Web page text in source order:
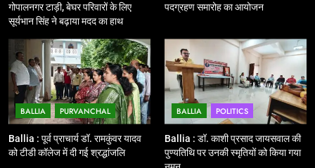
महाप्रबंधक ने किया निरीक्षण
BALLIA
13
Ballia : त्यौहारों पर शांति व्यवस्था को
लेकर पुलिस ने किया रूट मार्च
BALLIA NATIONAL
14
गोपालनगर टाड़ी, बेघर परिवारों के लिए
सूर्यभान सिंह ने बढ़ाया मदद का हाथ
पदग्रहण समारोह का आयोजन
BALLIA PURVANCHAL
Ballia : पूर्व प्राचार्य डॉ. रामकुंवर यादव
को टीडी कॉलेज में दी गई श्रद्धांजलि
BALLIA POLITICS
Ballia : डॉ. काशी प्रसाद जायसवाल की
पुण्यतिथि पर उनकी स्मृतियों को किया गया